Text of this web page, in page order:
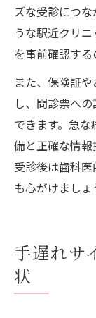
ズな受診につ
うな駅近クリ
を事前確認する
また、保険証
し、問診票へ
できます。急
備と正確な情報
受診後は歯科
も心がけましょ
手遅れサ
状